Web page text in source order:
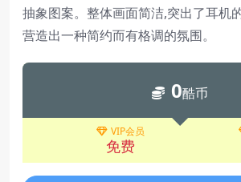
抽象图案。整体画面简洁,突出了耳机
营造出一种简约而有格调的氛围。
0酷币
VIP会员
免费